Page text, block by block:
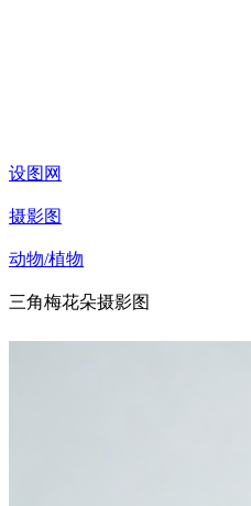
设图网
摄影图
动物/植物
三角梅花朵摄影图